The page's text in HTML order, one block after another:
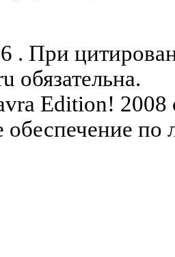
При
обязательна.
Edition! 2008
по